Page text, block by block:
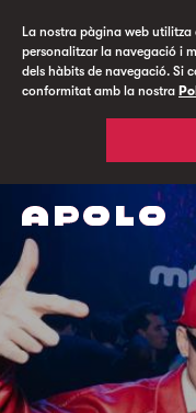
La nostra pàgina web utilitza
personalitzar la navegació i
dels hàbits de navegació. Si
conformitat amb la nostra